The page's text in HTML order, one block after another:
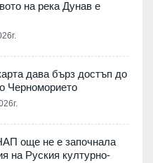
на река Дунав е
дава бърз достъп до
Черноморието
още не е започнала
на Руския културно-